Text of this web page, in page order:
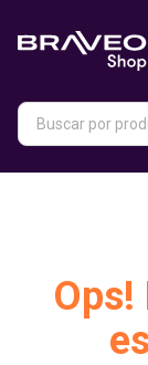
Ops!